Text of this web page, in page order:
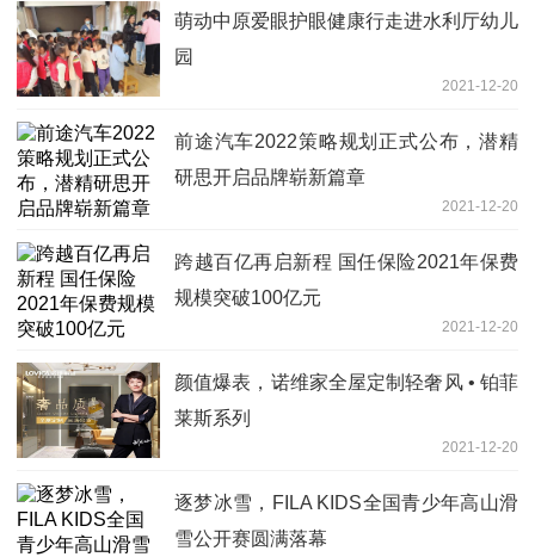
萌动中原爱眼护眼健康行走进水利厅幼儿
园
2021-12-20
前途汽车2022策略规划正式公布，潜精
研思开启品牌崭新篇章
2021-12-20
跨越百亿再启新程 国任保险2021年保费
规模突破100亿元
2021-12-20
颜值爆表，诺维家全屋定制轻奢风 • 铂菲
莱斯系列
2021-12-20
逐梦冰雪，FILA KIDS全国青少年高山滑
雪公开赛圆满落幕